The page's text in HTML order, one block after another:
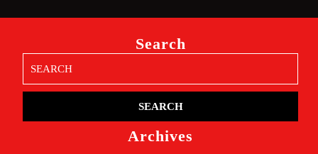
Search
for:
Archives